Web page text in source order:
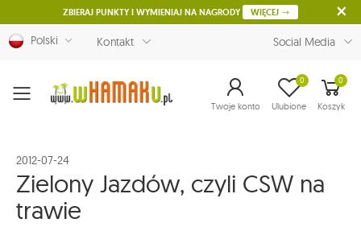
ZBIERAJ PUNKTY I WYMIENIAJ NA NAGRODY WIĘCEJ
Polski Kontakt Social Media
Menu Twoje konto Ulubione
0 0
Koszyk
2012-07-24
Zielony Jazdów, czyli CSW na
trawie